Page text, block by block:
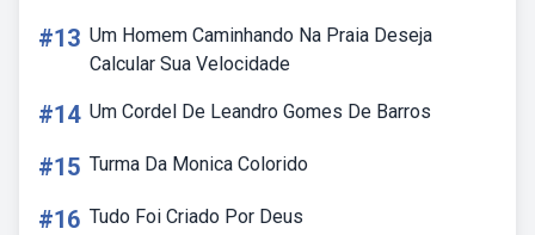
#13 Um Homem Caminhando Na Praia Deseja
Calcular Sua Velocidade
#14 Um Cordel De Leandro Gomes De Barros
#15 Turma Da Monica Colorido
#16 Tudo Foi Criado Por Deus